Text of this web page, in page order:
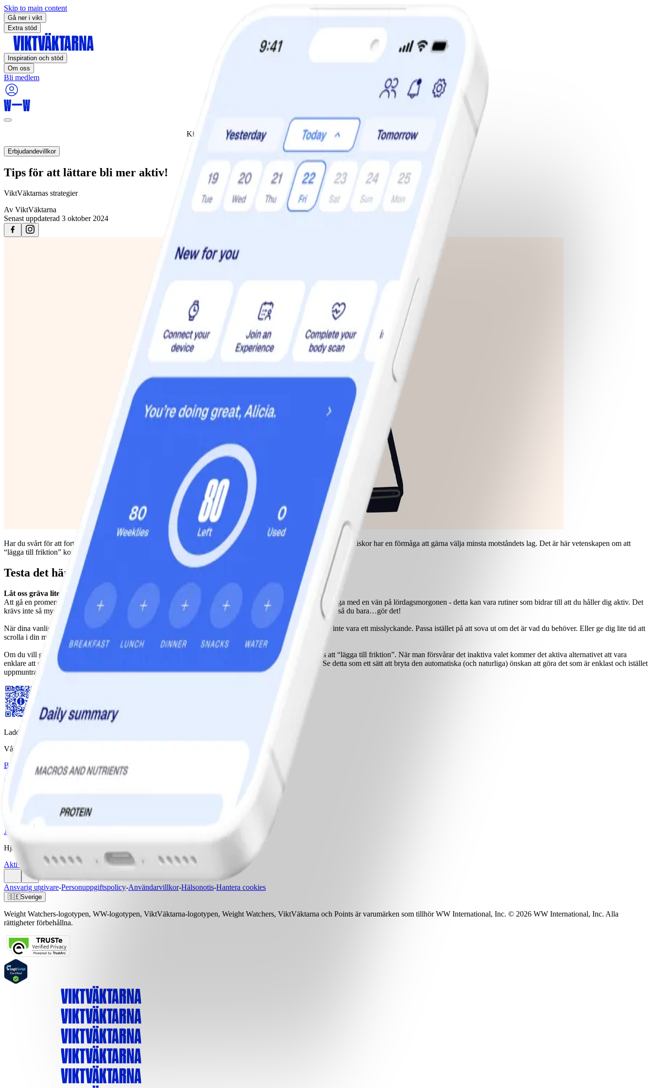
Skip to main content
Gå ner i vikt
Extra stöd
Inspiration och stöd
Om oss
Bli medlem
Kickstarta din viktminskningsresa nu! Spara 50% när du tecknar 12 månaders medlemskap.
Erbjudandevillkor
Tips för att lättare bli mer aktiv!
ViktVäktarnas strategier
Av ViktVäktarna
Senast uppdaterad 3 oktober 2024
Har du svårt för att fortsätta hålla igång och vara aktiv när dina vanliga rutiner ändras? Det är helt normalt! Vi människor har en förmåga att gärna välja minsta motståndets lag. Det är här vetenskapen om att
“lägga till friktion” kommer in i bilden. Låt oss förklara.
Testa det här!
Låt oss gräva lite djupare…
Att gå en promenad efter du lämnat barnen på förskolan, göra lite trädgårdsarbete före middagen, att gå på yoga med en vän på lördagsmorgonen - detta kan vara rutiner som bidrar till att du håller dig aktiv. Det
krävs inte så mycket ansträngning för att komma till skott och göra det då du förberett och underlättat för dig, så du bara…gör det!
När dina vanliga rutiner störs eller ändras kan det också få en påverkan på hur aktiv du är. Och det behöver inte vara ett misslyckande. Passa istället på att sova ut om det är vad du behöver. Eller ge dig lite tid att
scrolla i din mobil, kanske är det vad du behöver just där och då, och det är inget som är fel!
Om du vill göra det svårare för dig att vara inaktiv finns det ett vetenskapligt sätt, nämligen det som kallas att “lägga till friktion”. När man försvårar det inaktiva valet kommer det aktiva alternativet att vara
enklare att göra. Betyder det att du aldrig ska få somna om eller koppla av på semestern? Självklart inte! Se detta som ett sätt att bryta den automatiska (och naturliga) önskan att göra det som är enklast och istället
uppmuntra dig till det som du i slutändan vet att du vill; att förbli aktiv och nå dina mål.
Ladda ner WW-appen
Våra program
Bas
Bas+ Klimakteriet GLP-1 StödDiabetesstöd
Priser & Erbjudanden
Jobba med oss
Hjälp
Aktivera kod
Hitta workshop
Ansvarig utgivare-Personuppgiftspolicy-Användarvillkor-Hälsonotis-Hantera cookies
🇸🇪Sverige
Weight Watchers-logotypen, WW-logotypen, ViktVäktarna-logotypen, Weight Watchers, ViktVäktarna och Points är varumärken som tillhör WW International, Inc. © 2026 WW International, Inc. Alla
rättigheter förbehållna.